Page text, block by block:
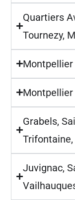
Quartiers
Tournezy,
Grabels,
Juvignac,